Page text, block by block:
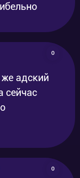
0
же адский
сейчас
0